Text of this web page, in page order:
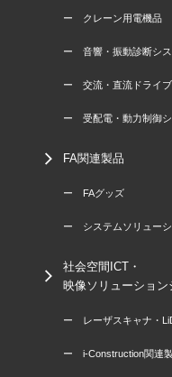
ー クレーン用電機品
ー 音響・振動診断シス
ー 交流・直流ドライ
ー 受配電・動力制御シ
FA関連製品
ー FAグッズ
ー システムソリューシ
社会空間ICT・
映像ソリューション
ー レーザスキャナ・
ー i-Construction関連